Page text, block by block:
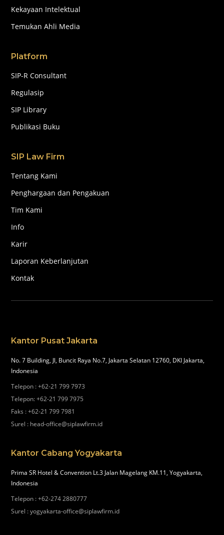
Kekayaan Intelektual
Temukan Ahli Media
Platform
SIP-R Consultant
Regulasip
SIP Library
Publikasi Buku
SIP Law Firm
Tentang Kami
Penghargaan dan Pengakuan
Tim Kami
Info
Karir
Laporan Keberlanjutan
Kontak
Kantor Pusat Jakarta
No. 7 Building, Jl, Buncit Raya No.7, Jakarta Selatan 12760, DKI Jakarta,
Indonesia
Telepon :+62-21 799 7973
Telepon:+62-21 799 7975
Faks :+62-21 799 7981
Surel : head-office@siplawfirm.id
Kantor Cabang Yogyakarta
Prima SR Hotel & Convention Lt.3 Jalan Magelang KM.11, Yogyakarta,
Indonesia
Telepon :+62-274 2880777
Surel :yogyakarta-office@siplawfirm.id